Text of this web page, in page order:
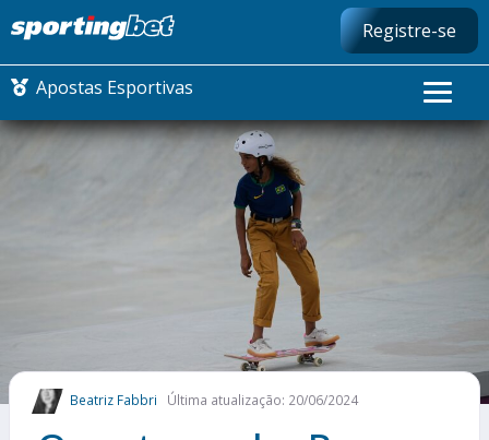
Registre-se
Apostas Esportivas
CONMEBOL LIBERTADORES
FUTEBOL NACIONAL
FUTEBOL INTERNACIONAL
COMO APOSTAR
MAIS ESPORTES
Beatriz Fabbri Última atualização: 20/06/2024